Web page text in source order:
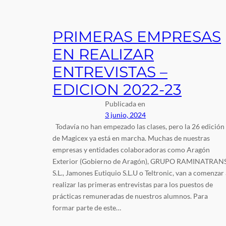
PRIMERAS EMPRESAS
EN REALIZAR
ENTREVISTAS –
EDICION 2022-23
Publicada en
3 junio, 2024
Todavía no han empezado las clases, pero la 26 edición
de Magicex ya está en marcha. Muchas de nuestras
empresas y entidades colaboradoras como Aragón
Exterior (Gobierno de Aragón), GRUPO
S.L., Jamones Eutiquio S.L.U o Teltronic, van a comenzar
realizar las primeras entrevistas para los puestos de
prácticas remuneradas de nuestros alumnos. Para
formar parte de este…